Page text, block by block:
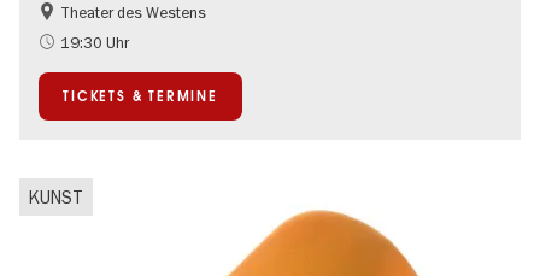
Barrierefrei
LGBTQ+
Weihnachten
Theater des Westens
19:30 Uhr
TICKETS & TERMINE
KUNST